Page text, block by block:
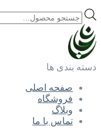
Products
search
دسته بندی ها
صفحه اصلی
فروشگاه
وبلاگ
تماس با ما